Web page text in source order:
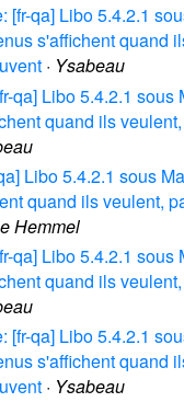
[fr-qa] Libo 5.4.2.1
s'affichent quand
· Ysabeau
qa] Libo 5.4.2.1 sous
quand ils
Libo 5.4.2.1 sous
quand ils veulent,
Hemmel
qa] Libo 5.4.2.1 sous
quand ils
[fr-qa] Libo 5.4.2.1
s'affichent quand
· Ysabeau